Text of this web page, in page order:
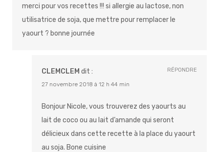
merci pour vos recettes !!! si allergie au lactose, non
utilisatrice de soja, que mettre pour remplacer le
yaourt ? bonne journée
CLEMCLEM dit :
27 novembre 2018 à 12 h 44 min
Bonjour Nicole, vous trouverez des yaourts au
lait de coco ou au lait d’amande qui seront
délicieux dans cette recette à la place du yaourt
au soja. Bone cuisine
RÉPONDRE